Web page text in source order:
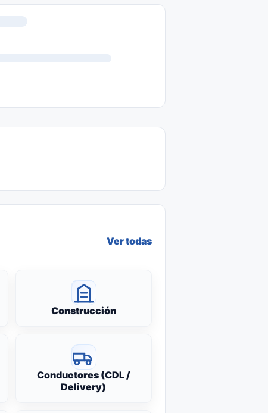
Ver todas
Construcción
Conductores (CDL /
Delivery)